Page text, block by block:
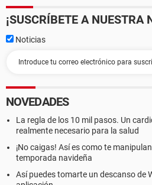
¡SUSCRÍBETE A NUESTRA
Noticias
NOVEDADES
La regla de los 10 mil pasos. Un
realmente necesario para la salud
¡No caigas! Así es como te
temporada navideña
Así puedes tomarte un descanso de